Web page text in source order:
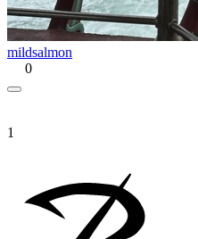
mildsalmon
0
1